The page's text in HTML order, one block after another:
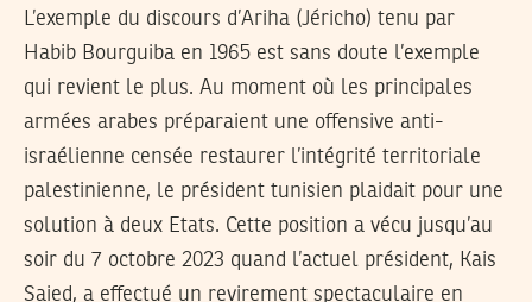
L’exemple du discours d’Ariha (Jéricho) tenu par
Habib Bourguiba en 1965 est sans doute l’exemple
qui revient le plus. Au moment où les principales
armées arabes préparaient une offensive anti-
israélienne censée restaurer l’intégrité territoriale
palestinienne, le président tunisien plaidait pour une
solution à deux Etats. Cette position a vécu jusqu’au
soir du 7 octobre 2023 quand l’actuel président, Kais
Saied, a effectué un revirement spectaculaire en